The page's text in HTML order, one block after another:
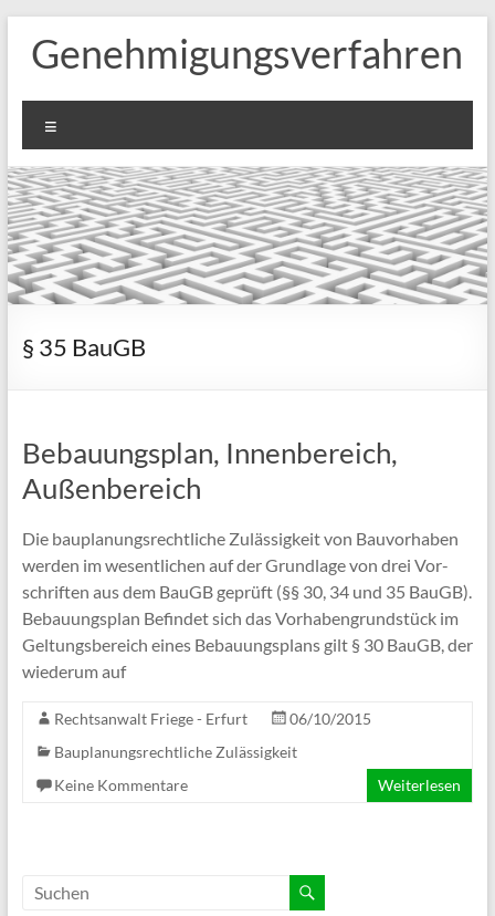
Inhalt
springen
Genehmigungsverfahren
§ 35 BauGB
Bebauungsplan, Innenbereich,
Außenbereich
Die bau­pla­nungs­recht­li­che Zuläs­sig­keit von Bau­vor­ha­ben
wer­den im wesent­li­chen auf der Grund­lage von drei Vor­
schrif­ten aus dem BauGB geprüft (§§ 30, 34 und 35 BauGB).
Bebau­ungs­plan Befin­det sich das Vor­ha­ben­grund­stück im
Gel­tungs­be­reich eines Bebau­ungs­plans gilt § 30 BauGB, der
wie­derum auf
Rechtsanwalt Friege - Erfurt
06/10/2015
Bauplanungsrechtliche Zulässigkeit
Keine Kommentare
Weiterlesen